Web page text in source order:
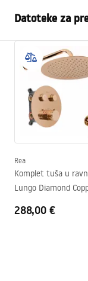
stijenka)
Boja
Tip kabine
Boja stakla
Seria
Montaža
Jamstvo
Premaz Easy Clean
Datoteke za
WARUNKI
PARAWANY.pdf
Jamstveni
_24.pdf
Rea
Komplet tuša u
Lungo Diamond
288,00 €